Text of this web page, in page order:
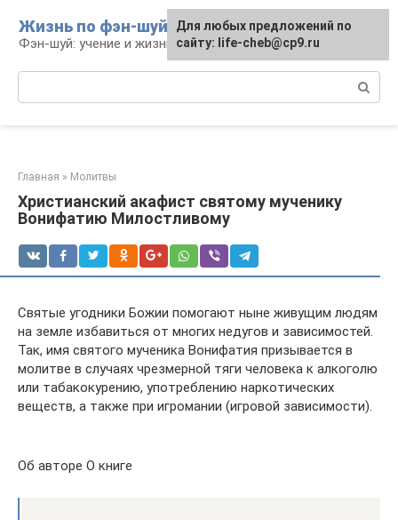
контенту
Жизнь по фэн-шуй
Фэн-шуй: учение и жизнь
Главная » Молитвы
Христианский акафист святому мученику
Вонифатию Милостливому
Святые угодники Божии помогают ныне живущим людям
на земле избавиться от многих недугов и зависимостей.
Так, имя святого мученика Вонифатия призывается в
молитве в случаях чрезмерной тяги человека к алкоголю
или табакокурению, употреблению наркотических
веществ, а также при игромании (игровой зависимости).
Об авторе О книге
Для любых предложений по
сайту: life-cheb@cp9.ru
Для любых предложений по
сайту: life-cheb@cp9.ru